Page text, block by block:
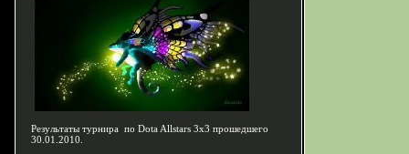
Результаты турнира по Dota Allstars 3x3 прошедшего
30.01.2010.